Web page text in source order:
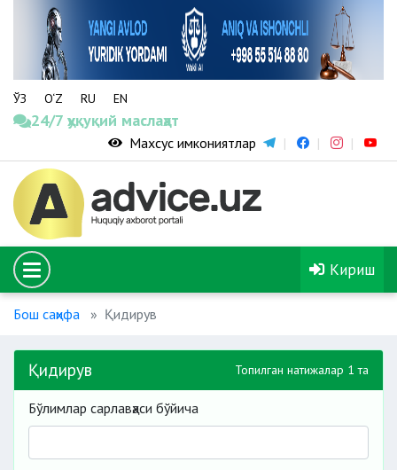
ЎЗ O‘Z RU EN
24/7 ҳуқуқий маслаҳат
Махсус имкониятлар
Кириш
Бош саҳифа Қидирув
Қидирув Топилган натижалар 1 та
Бўлимлар сарлавҳаси бўйича